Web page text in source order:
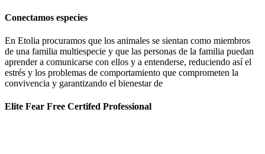
Conectamos especies
En Etolia procuramos que los animales se sientan como miembros
de una familia multiespecie y que las personas de la familia puedan
aprender a comunicarse con ellos y a entenderse, reduciendo así el
estrés y los problemas de comportamiento que comprometen la
convivencia y garantizando el bienestar de
Elite Fear Free Certifed Professional